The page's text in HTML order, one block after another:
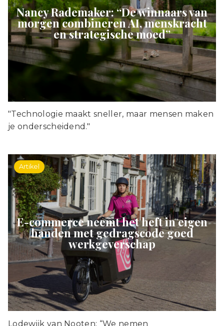
Nancy Rademaker: “De winnaars van
morgen combineren AI, menskracht
en strategische moed”
"Technologie maakt sneller, maar mensen maken
je onderscheidend."
Artikel
E-commerce neemt het heft in eigen
handen met gedragscode goed
werkgeverschap
Lodewijk van Nooten: “We nemen